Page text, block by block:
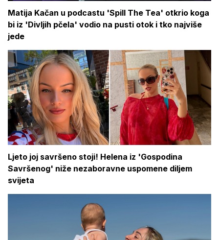
Matija Kačan u podcastu 'Spill The Tea' otkrio koga
bi iz 'Divljih pčela' vodio na pusti otok i tko najviše
jede
Ljeto joj savršeno stoji! Helena iz 'Gospodina
Savršenog' niže nezaboravne uspomene diljem
svijeta